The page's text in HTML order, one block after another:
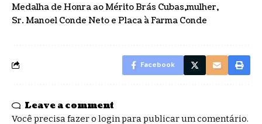
Medalha de Honra ao Mérito Brás Cubas mulher
Sr. Manoel Conde Neto e Placa à Farma Conde
Facebook
Leave a comment
Você precisa fazer o login para publicar um comentário.